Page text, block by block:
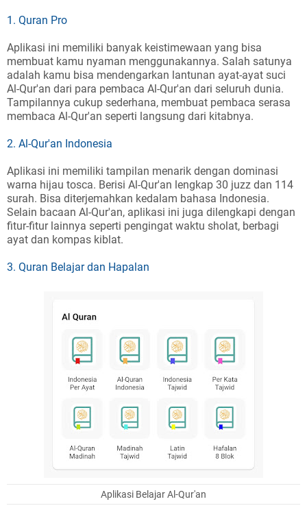
1. Quran Pro
Aplikasi ini memiliki banyak keistimewaan yang bisa
membuat kamu nyaman menggunakannya. Salah satunya
adalah kamu bisa mendengarkan lantunan ayat-ayat suci
Al-Qur'an dari para pembaca Al-Qur'an dari seluruh dunia.
Tampilannya cukup sederhana, membuat pembaca serasa
membaca Al-Qur'an seperti langsung dari kitabnya.
2. Al-Qur'an Indonesia
Aplikasi ini memiliki tampilan menarik dengan dominasi
warna hijau tosca. Berisi Al-Qur'an lengkap 30 juzz dan 114
surah. Bisa diterjemahkan kedalam bahasa Indonesia.
Selain bacaan Al-Qur'an, aplikasi ini juga dilengkapi dengan
fitur-fitur lainnya seperti pengingat waktu sholat, berbagi
ayat dan kompas kiblat.
3. Quran Belajar dan Hapalan
Aplikasi Belajar Al-Qur'an